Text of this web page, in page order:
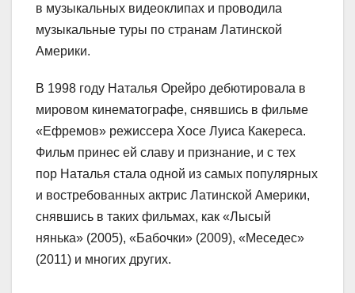
в музыкальных видеоклипах и проводила
музыкальные туры по странам Латинской
Америки.
В 1998 году Наталья Орейро дебютировала в
мировом кинематографе, снявшись в фильме
«Ефремов» режиссера Хосе Луиса Какереса.
Фильм принес ей славу и признание, и с тех
пор Наталья стала одной из самых популярных
и востребованных актрис Латинской Америки,
снявшись в таких фильмах, как «Лысый
нянька» (2005), «Бабочки» (2009), «Меседес»
(2011) и многих других.